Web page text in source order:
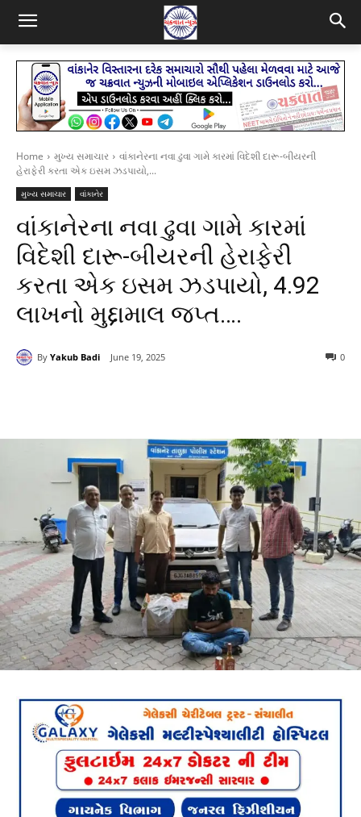
Home મુખ્ય સમાચાર
વાંકાનેરના નવા ઢુવા ગામે કારમાં વિદેશી દારૂ-બીયરની
હેરાફેરી કરતા એક ઇસમ ઝડપાયો,...
મુખ્ય સમાચાર વાંકાનેર
વાંકાનેરના નવા ઢુવા ગામે કારમાં
વિદેશી દારૂ-બીયરની હેરાફેરી
કરતા એક ઇસમ ઝડપાયો, 4.92
લાખનો મુદ્દામાલ જપ્ત….
By Yakub Badi June 19, 2025 0